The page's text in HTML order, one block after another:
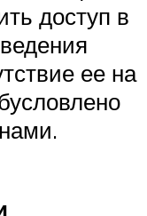
доступ в
ее на